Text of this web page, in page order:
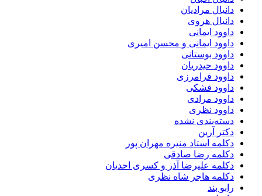
دانیال مرادیان
دانیال هروی
داوود ایمانی
داوود ایمانی و محسن امیری
داوود بوستانی
داوود حیدریان
داوود فرامرزی
داوود فشکی
داوود مرادی
داوود نظری
دسته‌بندی نشده
دکتر آرین
دکلمه استاد منیره مهران پور
دکلمه رضا صادقی
دکلمه علیرضا آذر و کسری احدیان
دکلمه هاجر شاه نظری
رابو بند